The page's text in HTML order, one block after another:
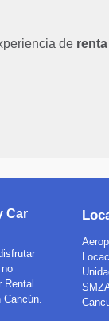
de
Car
Rental
Cancún.